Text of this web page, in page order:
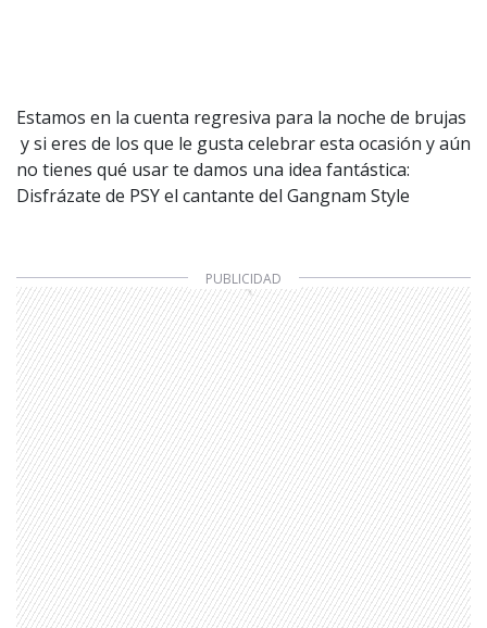
Estamos en la cuenta regresiva para la noche de brujas
y si eres de los que le gusta celebrar esta ocasión y aún
no tienes qué usar te damos una idea fantástica:
Disfrázate de PSY el cantante del Gangnam Style